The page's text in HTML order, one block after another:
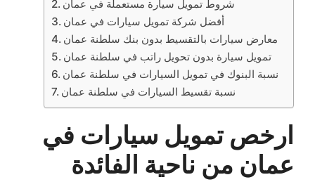
شروط تمويل سيارة مستعملة في عمان
أفضل شركة تمويل سيارات في عمان
معارض سيارات بالتقسيط بدون بنك سلطنة عمان
تمويل سيارة بدون تحويل راتب في سلطنة عمان
نسبة البنوك في تمويل السيارات في سلطنة عمان
نسبة تقسيط السيارات في سلطنة عمان
ارخص تمويل سيارات في
عمان من ناحية الفائدة